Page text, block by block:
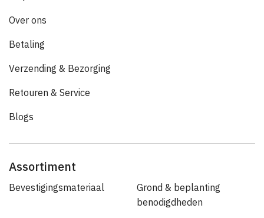
Over ons
Betaling
Verzending & Bezorging
Retouren & Service
Blogs
Assortiment
Bevestigingsmateriaal
Grond & beplanting
benodigdheden